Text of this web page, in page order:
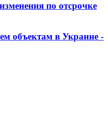
по отсрочке
объектам в Украине -